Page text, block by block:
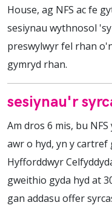
House, ag NFS ac fe
sesiynau wythnosol
preswylwyr fel rhan
gymryd rhan.
sesiynau'r
Am dros 6 mis, bu
awr o hyd, yn y cartref
Hyfforddwyr
gweithio gyda hyd at
gan addasu offer